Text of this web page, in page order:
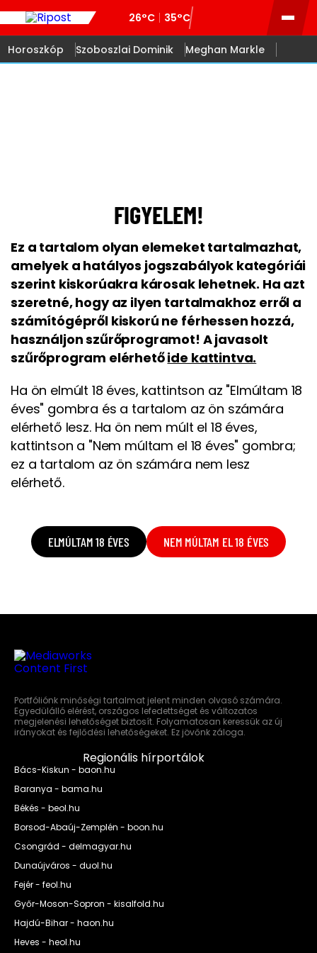
26°C 35°C
Horoszkóp Szoboszlai Dominik Meghan Markle
FIGYELEM!
Ez a tartalom olyan elemeket tartalmazhat,
amelyek a hatályos jogszabályok kategóriái
szerint kiskorúakra károsak lehetnek. Ha azt
szeretné, hogy az ilyen tartalmakhoz erről a
számítógépről kiskorú ne férhessen hozzá,
használjon szűrőprogramot! A javasolt
szűrőprogram elérhetőide kattintva.
Ha ön elmúlt 18 éves, kattintson az "Elmúltam 18
éves" gombra és a tartalom az ön számára
elérhető lesz. Ha ön nem múlt el 18 éves,
kattintson a "Nem múltam el 18 éves" gombra;
ez a tartalom az ön számára nem lesz
elérhető.
ELMÚLTAM 18 ÉVES NEM MÚLTAM EL 18 ÉVES
Portfóliónk minőségi tartalmat jelent minden olvasó számára.
Egyedülálló elérést, országos lefedettséget és változatos
megjelenési lehetőséget biztosít. Folyamatosan keressük az új
irányokat és fejlődési lehetőségeket. Ez jövőnk záloga.
Regionális hírportálok
Bács-Kiskun - baon.hu
Baranya - bama.hu
Békés - beol.hu
Borsod-Abaúj-Zemplén - boon.hu
Csongrád - delmagyar.hu
Dunaújváros - duol.hu
Fejér - feol.hu
Győr-Moson-Sopron - kisalfold.hu
Hajdú-Bihar - haon.hu
Heves - heol.hu